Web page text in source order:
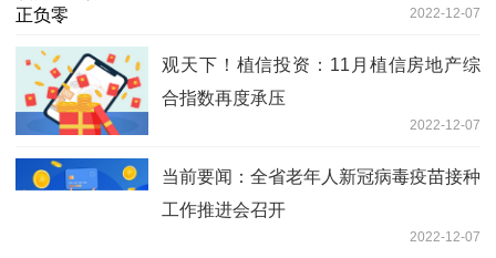
2022-12-07
观天下！植信投资：11月植信房地产综
合指数再度承压
2022-12-07
当前要闻：全省老年人新冠病毒疫苗接种
工作推进会召开
2022-12-07